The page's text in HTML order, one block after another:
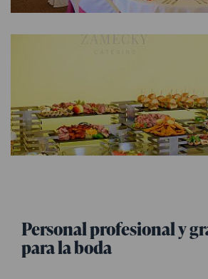
Personal profesional y
para la boda